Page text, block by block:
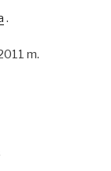
.
m.